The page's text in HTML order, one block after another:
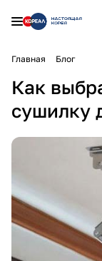
Главная Блог
Как
сушилку